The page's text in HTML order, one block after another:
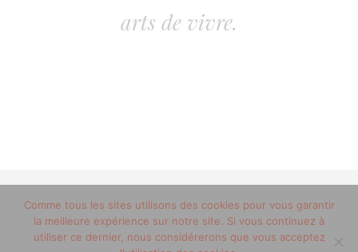
arts de vivre.
© 2012-2020 copyright trucsdemec.fr - blog lifestyle
masculin/Tous droits réservés
Comme tous les sites utilisons des cookies pour vous garantir
la meilleure expérience sur notre site. Si vous continuez à
utiliser ce dernier, nous considérerons que vous acceptez